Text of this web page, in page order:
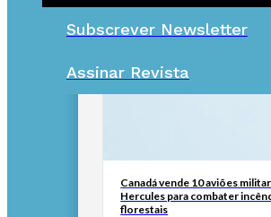
Subscrever Newsletter
Assinar Revista
Canadá vende 10 aviões
Hercules para combater
florestais